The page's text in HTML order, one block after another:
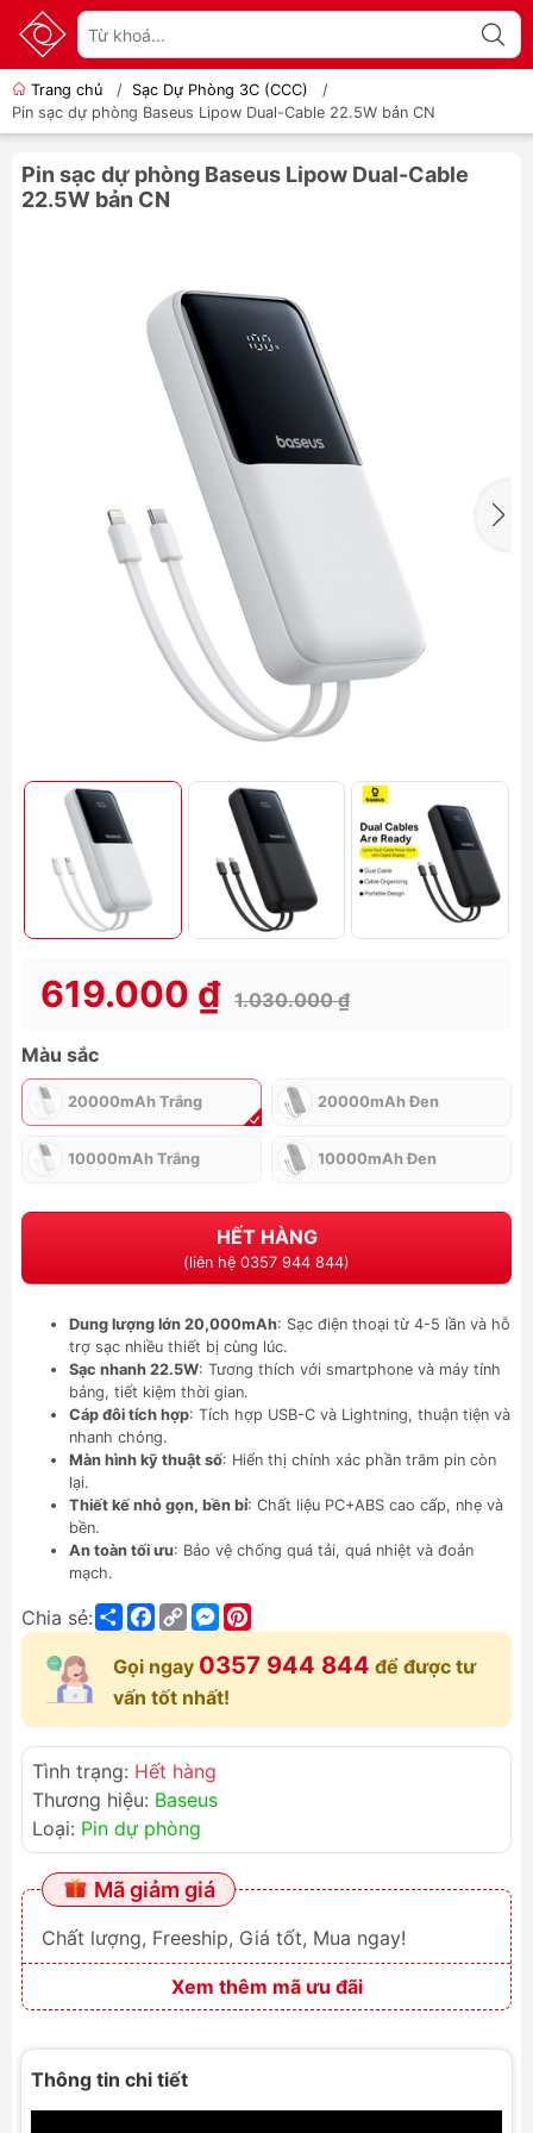
Trang chủ / Sạc Dự Phòng 3C (CCC)
/
Pin sạc dự phòng Baseus Lipow Dual-Cable 22.5W bản CN
Pin sạc dự phòng Baseus Lipow Dual-Cable
22.5W bản CN
619.000 ₫ 1.030.000 ₫
Màu sắc
20000mAh Trắng 20000mAh Đen
10000mAh Trắng 10000mAh Đen
HẾT HÀNG
(liên hệ 0357 944 844)
Dung lượng lớn 20,000mAh: Sạc điện thoại từ 4-5 lần và hỗ
trợ sạc nhiều thiết bị cùng lúc.
Sạc nhanh 22.5W: Tương thích với smartphone và máy tính
bảng, tiết kiệm thời gian.
Cáp đôi tích hợp: Tích hợp USB-C và Lightning, thuận tiện và
nhanh chóng.
Màn hình kỹ thuật số: Hiển thị chính xác phần trăm pin còn
lại.
Thiết kế nhỏ gọn, bền bỉ: Chất liệu PC+ABS cao cấp, nhẹ và
bền.
An toàn tối ưu: Bảo vệ chống quá tải, quá nhiệt và đoản
mạch.
Chia sẻ: ShareFacebook
Copy
Link
Messenger
Gọi ngay 0357 944 844 để được tư
vấn tốt nhất!
Tình trạng: Hết hàng
Thương hiệu: Baseus
Loại: Pin dự phòng
Mã giảm giá
Chất lượng, Freeship, Giá tốt, Mua ngay!
Xem thêm mã ưu đãi
Thông tin chi tiết